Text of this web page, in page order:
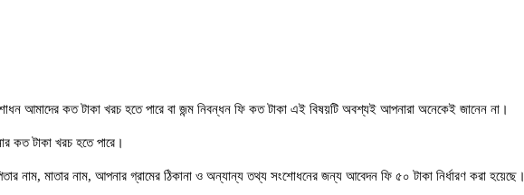
আমাদের কত টাকা খরচ হতে পারে বা জন্ম নিবন্ধন ফি কত টাকা এই বিষয়টি অবশ্যই আপনারা অনেকেই জানেন না।
কত টাকা খরচ হতে পারে।
নাম, মাতার নাম, আপনার গ্রামের ঠিকানা ও অন্যান্য তথ্য সংশোধনের জন্য আবেদন ফি ৫০ টাকা নির্ধারণ করা হয়েছে।